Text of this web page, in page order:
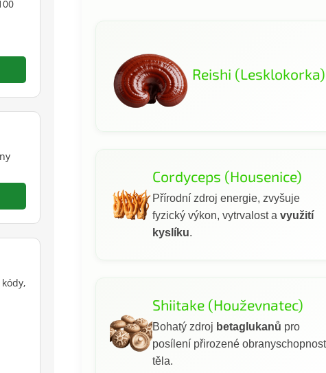
Reishi (Lesklokorka)
Cordyceps (Housenice)
Přírodní zdroj energie, zvyšuje
fyzický výkon, vytrvalost a využití
kyslíku.
Shiitake (Houževnatec)
Bohatý zdroj betaglukanů pro
posílení přirozené
těla.